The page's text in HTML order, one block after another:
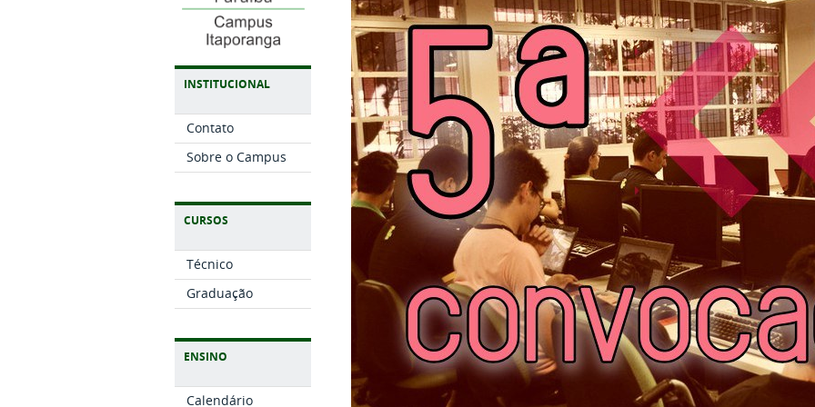
INSTITUCIONAL
Contato
Sobre o Campus
CURSOS
Técnico
Graduação
ENSINO
Calendário